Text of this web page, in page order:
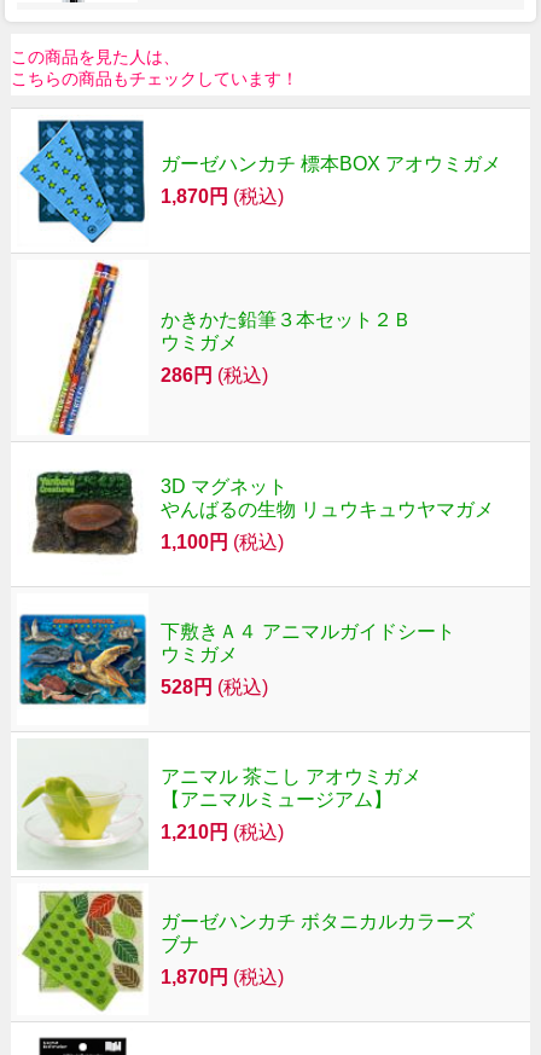
この商品を見た人は、
こちらの商品もチェックしています！
ガーゼハンカチ 標本BOX アオウミガメ
1,870円 (税込)
かきかた鉛筆３本セット２Ｂ
ウミガメ
286円 (税込)
3D マグネット
やんばるの生物 リュウキュウヤマガメ
1,100円 (税込)
下敷きＡ４ アニマルガイドシート
ウミガメ
528円 (税込)
アニマル 茶こし アオウミガメ
【アニマルミュージアム】
1,210円 (税込)
ガーゼハンカチ ボタニカルカラーズ
ブナ
1,870円 (税込)